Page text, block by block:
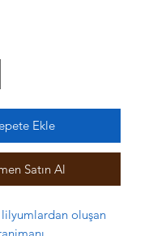
Ekle
Satın Al
lilyumlardan oluşan